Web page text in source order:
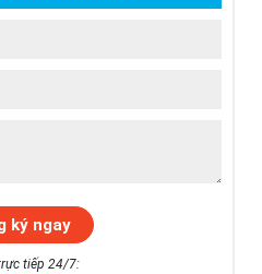
tiếp 24/7: